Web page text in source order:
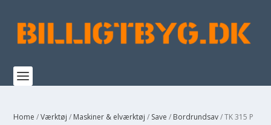
Home /Værktøj / Maskiner & elværktøj / Save / Bordrundsav/ TK 315 P